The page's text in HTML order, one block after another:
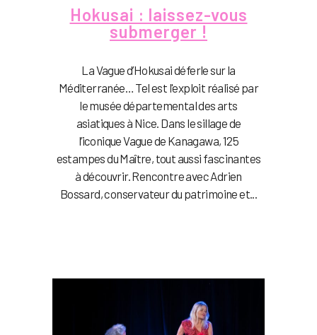
Hokusai : laissez-vous
submerger !
La Vague d’Hokusai déferle sur la
Méditerranée… Tel est l'exploit réalisé par
le musée départemental des arts
asiatiques à Nice. Dans le sillage de
l’iconique Vague de Kanagawa, 125
estampes du Maître, tout aussi fascinantes
à découvrir. Rencontre avec Adrien
Bossard, conservateur du patrimoine et...